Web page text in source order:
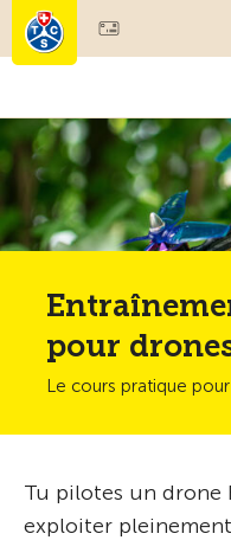
Membres & prestations
Tests, sécurité & santé
pour
Le cours pratique
Tu pilotes un drone
exploiter